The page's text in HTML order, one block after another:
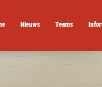
Nieuws Teams